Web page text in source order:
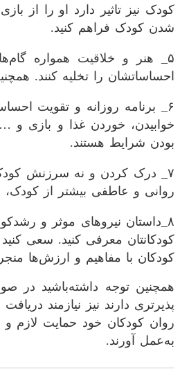
کودک نیز تاثیر دارد او را از
شدن کودک فراهم کنید.
۵_ هنر و خلاقیت همواره
احساساتشان را تخلیه کنند.
۶_ برنامه روزانه و تقویت
خوابیدن، خوردن غذا و بازی و
بودن شرایط هستند.
۷_ درک کردن و نه سرزنش
روانی و عاطفی بیشتر از
۸_داستان نیرو‌های موثر و
کودکانتان معرفی کنید. سعی
کودکان با مفاهیم و ارزش‌ها
همچنین توجه داشته‌باشید
پذیر‌تری دارند نیز نیازمند
روان کودکان خود حمایت لازم و
به‌عمل آورند.